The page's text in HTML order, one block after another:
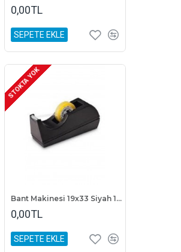
0,00TL
SEPETE EKLE
STOKTA YOK
Bant Makinesi 19x33 Siyah 1310
0,00TL
SEPETE EKLE